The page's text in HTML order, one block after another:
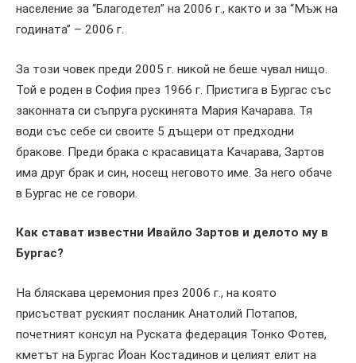
население за “Благодетел” на 2006 г., както и за “Мъж на
годината” – 2006 г.
За този човек преди 2005 г. никой не беше чувал нищо.
Той е роден в София през 1966 г. Пристига в Бургас със
законната си съпруга рускинята Мария Качарава. Тя
води със себе си своите 5 дъщери от предходни
бракове. Преди брака с красавицата Качарава, Зартов
има друг брак и син, носещ неговото име. За него обаче
в Бургас не се говори.
Как стават известни Ивайло Зартов и делото му в
Бургас?
На бляскава церемония през 2006 г., на която
присъстват руският посланик Анатолий Потапов,
почетният консул на Руската федерация Тонко Фотев,
кметът на Бургас Йоан Костадинов и целият елит на